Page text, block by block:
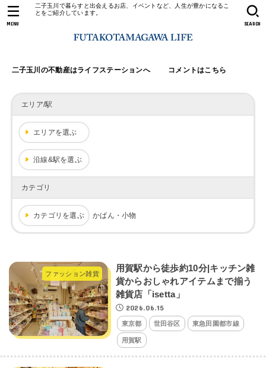
二子玉川で暮らすと出会えるお店、イベントなど、人生が豊かになるこ
とをご紹介しています。
二子玉川の不動産はライフステーションへ コメントはこちら
SEARCH
MENU
エリア/駅
エリアを選ぶ
沿線&駅を選ぶ
カテゴリ
カテゴリを選ぶ かばん・小物
ファッション雑貨
用賀駅から徒歩約10分|キッチン雑
貨からおしゃれアイテムまで揃う
雑貨店「isetta」
2026.06.15
東京都 世田谷区 東急田園都市線
用賀駅